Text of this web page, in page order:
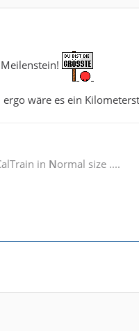
wäre es ein
in Normal size ....